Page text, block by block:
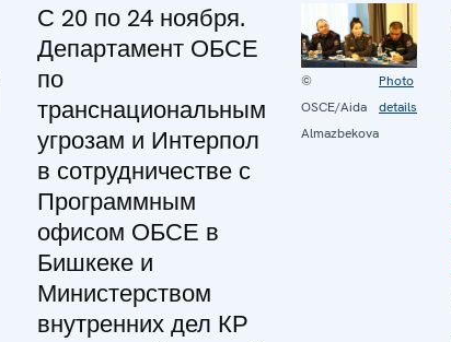
С 20 по 24 ноября.
Департамент ОБСЕ
по
транснациональным
угрозам и Интерпол
в сотрудничестве с
Программным
офисом ОБСЕ в
Бишкеке и
Министерством
внутренних дел КР
©
OSCE/Aida
Almazbekova
Photo
details